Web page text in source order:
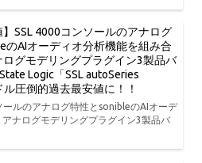
】SSL 4000コンソールのアナログ
のAIオーディオ分析機能を組み合
ログモデリングプラグイン3製品バ
Logic「SSL autoSeries
圧倒的過去最安値に！！
ールのアナログ特性とsonibleのAIオーデ
ナログモデリングプラグイン3製品バ